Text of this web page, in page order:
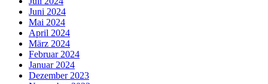
Juni 2024
Mai 2024
April 2024
März 2024
Februar 2024
Januar 2024
Dezember 2023